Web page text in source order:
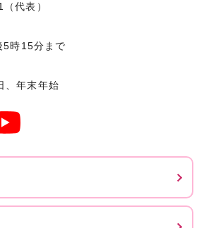
代表）
5時15分まで
、年末年始